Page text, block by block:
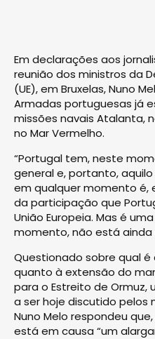
Em declarações aos
reunião dos ministros da
(UE), em Bruxelas, Nuno
Armadas portuguesas já
missões navais Atalanta,
no Mar Vermelho.
“Portugal tem, neste
general e, portanto,
em qualquer momento é,
da participação que
União Europeia. Mas é
momento, não está ainda
Questionado sobre qual
quanto à extensão do
para o Estreito de Ormuz,
a ser hoje discutido pelos
Nuno Melo respondeu
está em causa “um